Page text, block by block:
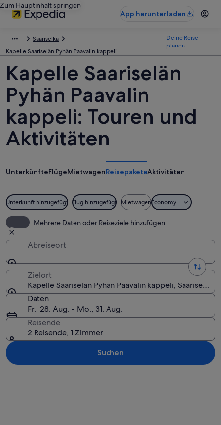
Zum Hauptinhalt springen
App herunterladen
Saariselkä
Kapelle Saariselän Pyhän Paavalin kappeli
Deine Reise
planen
Kapelle Saariselän
Pyhän Paavalin
kappeli: Touren und
Aktivitäten
UnterkünfteFlügeMietwagenReisepaketeAktivitäten
Unterkunft hinzugefügt Flug hinzugefügt MietwagenEconomy
Mehrere Daten oder Reiseziele hinzufügen
Abreiseort
Zielort
Kapelle Saariselän Pyhän Paavalin kappeli, Saariselkä,
Daten
Fr., 28. Aug. - Mo., 31. Aug.
Reisende
2 Reisende, 1 Zimmer
Suchen